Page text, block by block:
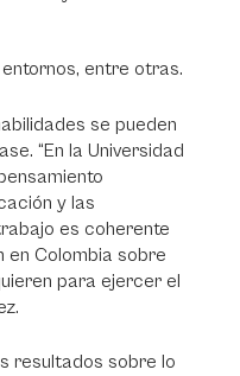
entre otras.
se pueden
“En la Universidad
y las
es coherente
en Colombia sobre
para ejercer el
resultados sobre lo